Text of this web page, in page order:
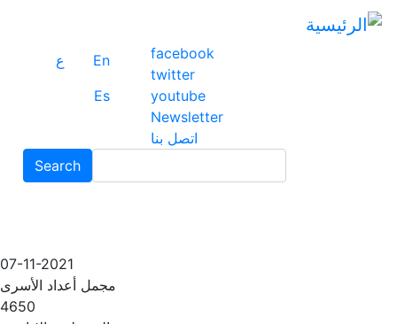
facebook
twitter
youtube
Newsletter
اتصل بنا
En
ع
Es
Search
Search
07-11-2021
مجمل أعداد الأسرى
4650